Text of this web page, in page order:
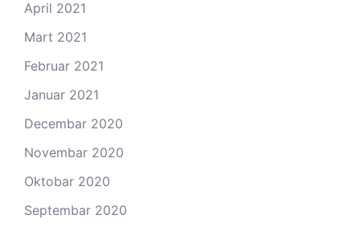
April 2021
Mart 2021
Februar 2021
Januar 2021
Decembar 2020
Novembar 2020
Oktobar 2020
Septembar 2020